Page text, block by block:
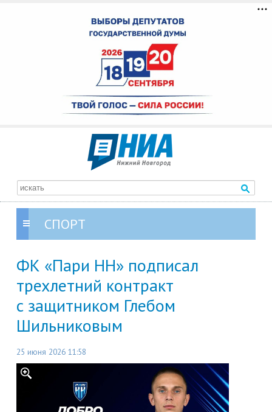
СПОРТ
ФК «Пари НН» подписал
трехлетний контракт
с защитником Глебом
Шильниковым
25 июня 2026 11:58